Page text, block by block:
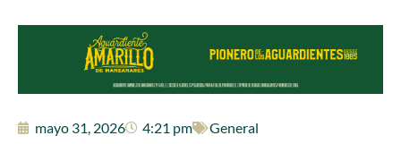
mayo 31, 2026 4:21 pm General